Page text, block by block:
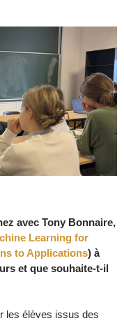
avec Tony Bonnaire,
Learning for
to Applications) à
et que souhaite-t-il
les élèves issus des